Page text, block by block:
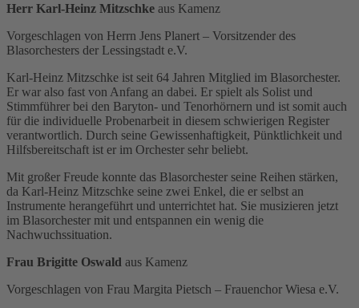
Herr Karl-Heinz Mitzschke aus Kamenz
Vorgeschlagen von Herrn Jens Planert – Vorsitzender des
Blasorchesters der Lessingstadt e.V.
Karl-Heinz Mitzschke ist seit 64 Jahren Mitglied im Blasorchester.
Er war also fast von Anfang an dabei. Er spielt als Solist und
Stimmführer bei den Baryton- und Tenorhörnern und ist somit auch
für die individuelle Probenarbeit in diesem schwierigen Register
verantwortlich. Durch seine Gewissenhaftigkeit, Pünktlichkeit und
Hilfsbereitschaft ist er im Orchester sehr beliebt.
Mit großer Freude konnte das Blasorchester seine Reihen stärken,
da Karl-Heinz Mitzschke seine zwei Enkel, die er selbst an
Instrumente herangeführt und unterrichtet hat. Sie musizieren jetzt
im Blasorchester mit und entspannen ein wenig die
Nachwuchssituation.
Frau Brigitte Oswald aus Kamenz
Vorgeschlagen von Frau Margita Pietsch – Frauenchor Wiesa e.V.